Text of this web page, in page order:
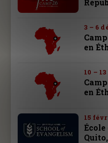
3 – 6
en
10 –
en
15